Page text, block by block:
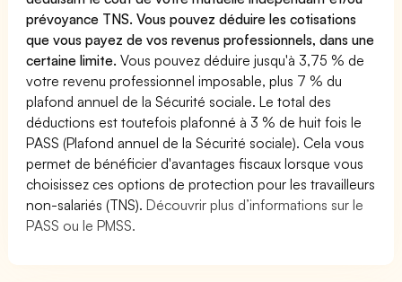
prévoyance TNS. Vous pouvez déduire les cotisations
que vous payez de vos revenus professionnels, dans une
certaine limite.Vous pouvez déduire jusqu'à 3,75 % de
votre revenu professionnel imposable, plus 7 % du
plafond annuel de la Sécurité sociale. Le total des
déductions est toutefois plafonné à 3 % de huit fois le
PASS (Plafond annuel de la Sécurité sociale). Cela vous
permet de bénéficier d'avantages fiscaux lorsque vous
choisissez ces options de protection pour les travailleurs
non-salariés (TNS).Découvrir plus d’informations sur le
PASS ou le PMSS.